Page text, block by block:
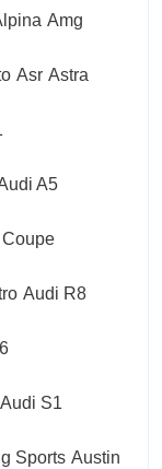
Amg
Asr Astra
A5
Audi R8
Audi S1
Sports Austin